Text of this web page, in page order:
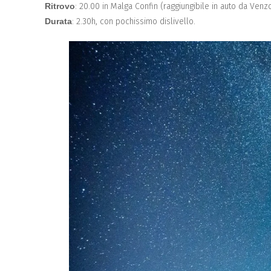
Ritrovo: 20.00 in Malga Confin (raggiungibile in auto da
Durata: 2.30h, con pochissimo dislivello.